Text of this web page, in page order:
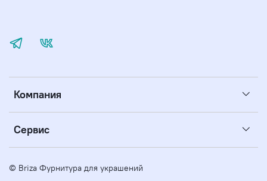
Компания
Сервис
© Briza Фурнитура для украшений